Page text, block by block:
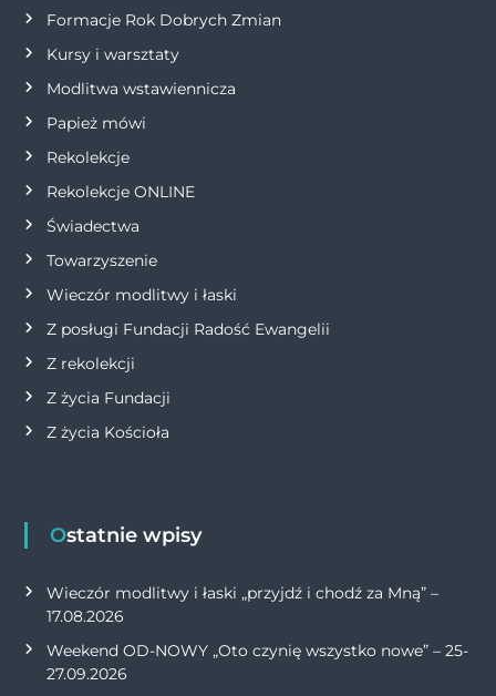
p
i
s
u
Formacje Rok Dobrych Zmian
Kursy i warsztaty
Modlitwa wstawiennicza
Papież mówi
Rekolekcje
Rekolekcje ONLINE
Świadectwa
Towarzyszenie
Wieczór modlitwy i łaski
Z posługi Fundacji Radość Ewangelii
Z rekolekcji
Z życia Fundacji
Z życia Kościoła
Ostatnie wpisy
Wieczór modlitwy i łaski „przyjdź i chodź za Mną” –
17.08.2026
Weekend OD-NOWY „Oto czynię wszystko nowe” – 25-
27.09.2026